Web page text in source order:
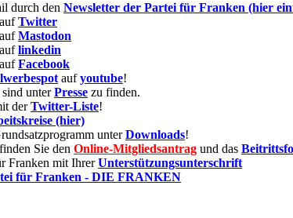
durch den Newsletter der Partei für Franken (hier
Twitter
Mastodon
linkedin
Facebook
aufyoutube!
sind unterPresse zu finden.
derTwitter-Liste!
(hier)
unterDownloads!
Sie den Online-Mitgliedsantrag und das
Franken mit IhrerUnterstützungsunterschrift
für Franken - DIE FRANKEN